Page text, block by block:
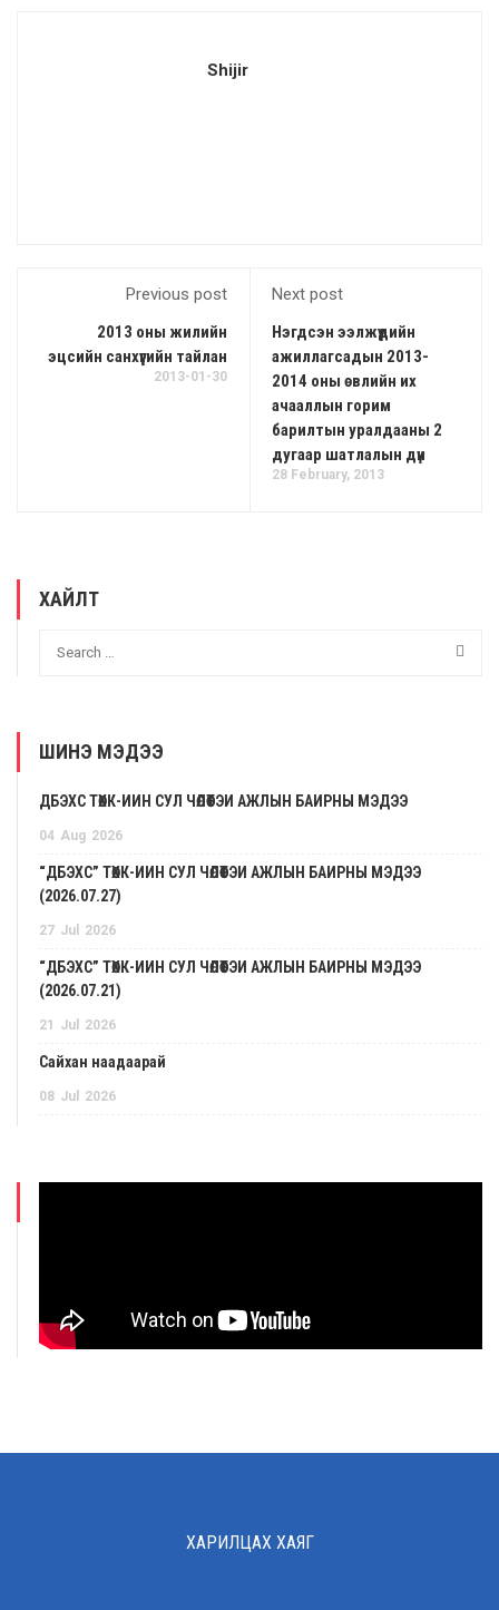
Shijir
Previous post
2013 оны жилийн
эцсийн санхүүгийн тайлан
2013-01-30
Next post
Нэгдсэн ээлжүүдийн
ажиллагсадын 2013-
2014 оны өвлийн их
ачааллын горим
барилтын уралдааны 2
дугаар шатлалын дүн
28 February, 2013
ХАЙЛТ
ШИНЭ МЭДЭЭ
ДБЭХС ТӨХК-ИЙН СУЛ ЧӨЛӨӨТЭЙ АЖЛЫН БАЙРНЫ МЭДЭЭ
04 Aug 2026
“ДБЭХС” ТӨХК-ИЙН СУЛ ЧӨЛӨӨТЭЙ АЖЛЫН БАЙРНЫ МЭДЭЭ
(2026.07.27)
27 Jul 2026
“ДБЭХС” ТӨХК-ИЙН СУЛ ЧӨЛӨӨТЭЙ АЖЛЫН БАЙРНЫ МЭДЭЭ
(2026.07.21)
21 Jul 2026
Сайхан наадаарай
08 Jul 2026
ХАРИЛЦАХ ХАЯГ